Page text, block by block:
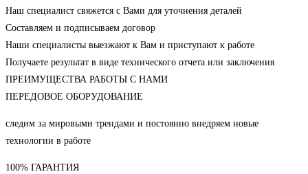
Наш специалист свяжется с Вами для уточнения деталей
Составляем и подписываем договор
Наши специалисты выезжают к Вам и приступают к работе
Получаете результат в виде технического отчета или заключения
ПРЕИМУЩЕСТВА РАБОТЫ С НАМИ
ПЕРЕДОВОЕ ОБОРУДОВАНИЕ
следим за мировыми трендами и постоянно внедряем новые
технологии в работе
100% ГАРАНТИЯ